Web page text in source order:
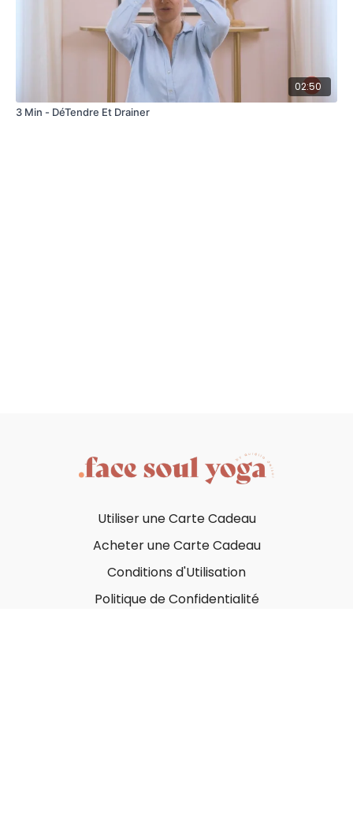
02:50
3 Min - DéTendre Et Drainer
Utiliser une Carte Cadeau
Acheter une Carte Cadeau
Conditions d'Utilisation
Politique de Confidentialité